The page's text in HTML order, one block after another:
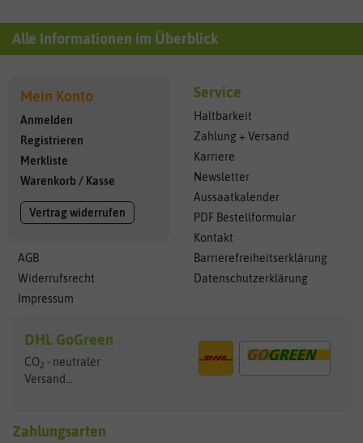
Alle Informationen im Überblick
Mein Konto
Anmelden
Registrieren
Merkliste
Warenkorb / Kasse
Vertrag widerrufen
AGB
Widerrufsrecht
Impressum
Service
Haltbarkeit
Zahlung + Versand
Karriere
Newsletter
Aussaatkalender
PDF Bestellformular
Kontakt
Barrierefreiheitserklärung
Datenschutzerklärung
DHL GoGreen
CO2 - neutraler
Versand...
Zahlungsarten